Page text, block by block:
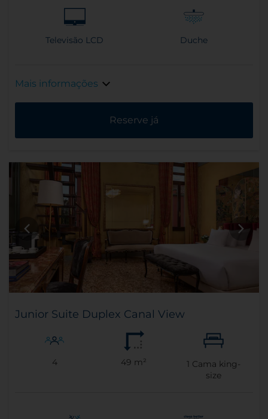
Televisão LCD Duche
Mais informações
Reserve já
Junior Suite Duplex Canal View
4 49 m² 1 Cama king-
size